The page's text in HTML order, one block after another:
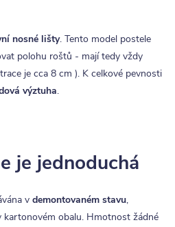
nosné lišty. Tento model postele
polohu roštů - mají tedy vždy
je cca 8 cm ). K celkové pevnosti
výztuha.
je jednoduchá
v demontovaném stavu,
kartonovém obalu. Hmotnost žádné